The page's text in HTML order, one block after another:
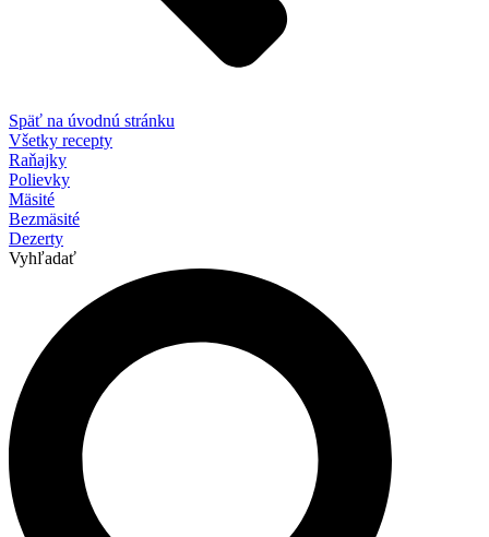
Späť na úvodnú stránku
Všetky recepty
Raňajky
Polievky
Mäsité
Bezmäsité
Dezerty
Vyhľadať